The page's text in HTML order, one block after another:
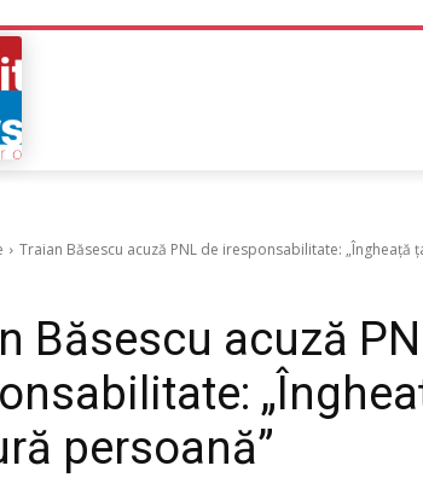
Traian Băsescu acuză PNL de iresponsabilitate: „Îngheață
Băsescu acuză
persoană”